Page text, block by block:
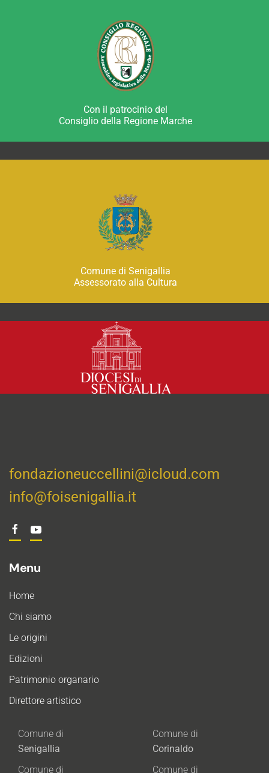
Con il patrocinio del
Consiglio della Regione Marche
Comune di Senigallia
Assessorato alla Cultura
fondazioneuccellini@icloud.com
info@foisenigallia.it
Menu
Home
Chi siamo
Le origini
Edizioni
Patrimonio organario
Direttore artistico
Comune di
Senigallia
Comune di
Comune di
Corinaldo
Comune di